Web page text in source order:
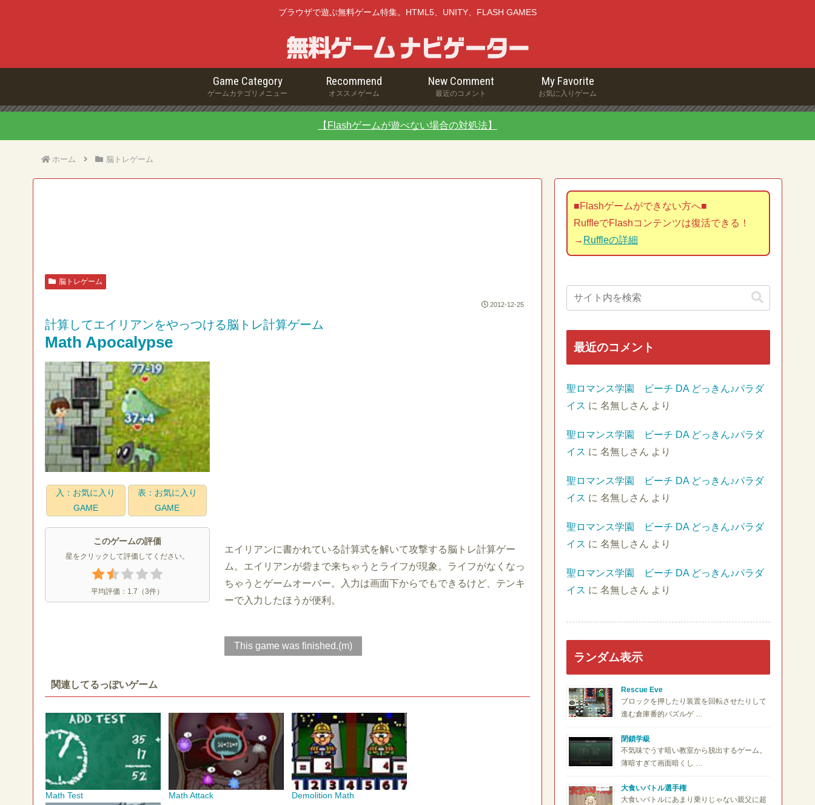
ブラウザで遊ぶ無料ゲーム特集。HTML5、UNITY、FLASH GAMES
Game Category
ゲームカテゴリメニュー
Recommend
オススメゲーム
New Comment
最近のコメント
My Favorite
お気に入りゲーム
【Flashゲームが遊べない場合の対処法】
ホーム 脳トレゲーム
脳トレゲーム
2012-12-25
計算してエイリアンをやっつける脳トレ計算ゲーム
Math Apocalypse
入：お気に入り
GAME
表：お気に入り
GAME
このゲームの評価
星をクリックして評価してください。
平均評価： 1.7 （3件）
エイリアンに書かれている計算式を解いて攻撃する脳トレ計算ゲー
ム。エイリアンが砦まで来ちゃうとライフが現象。ライフがなくなっ
ちゃうとゲームオーバー。入力は画面下からでもできるけど、テンキ
ーで入力したほうが便利。
This game was finished.(m)
関連してるっぽいゲーム
Math Test Math Attack Demolition Math
■Flashゲームができない方へ■
RuffleでFlashコンテンツは復活できる！
→ Ruffleの詳細
最近のコメント
聖ロマンス学園 ビーチ DA どっきん♪パラダ
イス に 名無しさん より
聖ロマンス学園 ビーチ DA どっきん♪パラダ
イス に 名無しさん より
聖ロマンス学園 ビーチ DA どっきん♪パラダ
イス に 名無しさん より
聖ロマンス学園 ビーチ DA どっきん♪パラダ
イス に 名無しさん より
聖ロマンス学園 ビーチ DA どっきん♪パラダ
イス に 名無しさん より
ランダム表示
Rescue Eve
ブロックを押したり装置を回転させたりして
進む倉庫番的パズルゲ …
閉鎖学級
不気味でうす暗い教室から脱出するゲーム。
薄暗すぎて画面暗くし …
大食いバトル選手権
大食いバトルにあまり乗りじゃない親父に超